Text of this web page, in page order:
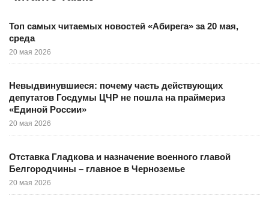
Топ самых читаемых новостей «Абирега» за 20 мая,
среда
20 мая 2026
Невыдвинувшиеся: почему часть действующих
депутатов Госдумы ЦЧР не пошла на праймериз
«Единой России»
20 мая 2026
Отставка Гладкова и назначение военного главой
Белгородчины – главное в Черноземье
20 мая 2026